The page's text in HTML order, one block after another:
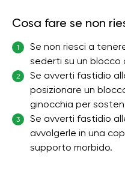
Cosa fare se non
1
Se non riesci a
sederti su un
2
Se avverti fastidio
posizionare un
ginocchia per
3
Se avverti fastidio
avvolgerle in una
supporto morbido.